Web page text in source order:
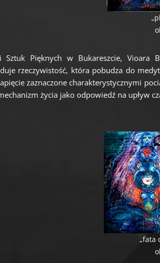
Sztuk Pięknych w Bukareszcie,
rzeczywistość, która pobudza do
zaznaczone charakterystycznymi
życia jako odpowiedź na upływ
„fata